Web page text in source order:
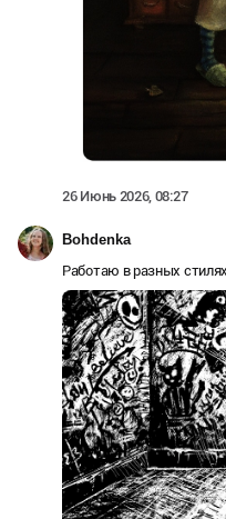
26 Июнь 2026, 08:27
Bohdenka
Работаю в разных